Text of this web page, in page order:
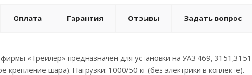
Оплата Гарантия Отзывы Задать вопрос
«Трейлер» предназначен для установки на УАЗ 469,
крепление шара). Нагрузки: 1000/50 кг (без электрики в коплекте).